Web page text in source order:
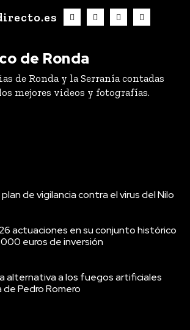
de Ronda
de Ronda y la Serranía contadas
mejores videos y fotografías.
de vigilancia contra el virus del Nilo
actuaciones en su conjunto histórico
euros de inversión
alternativa a los fuegos artificiales
de Pedro Romero